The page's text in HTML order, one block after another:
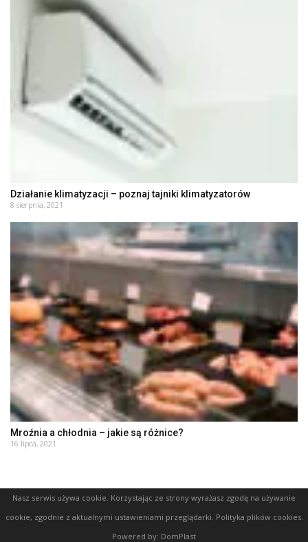
Działanie klimatyzacji – poznaj tajniki klimatyzatorów
8 sierpnia, 2021
Mroźnia a chłodnia – jakie są różnice?
16 lipca, 2021
Nasz serwis używa cookie. Korzystając ze strony wyrażasz zgodę na używanie
cookie, zgodnie z aktualnymi ustawieniami przeglądarki. Polityka plików cookies.
Powered by: DomPlast